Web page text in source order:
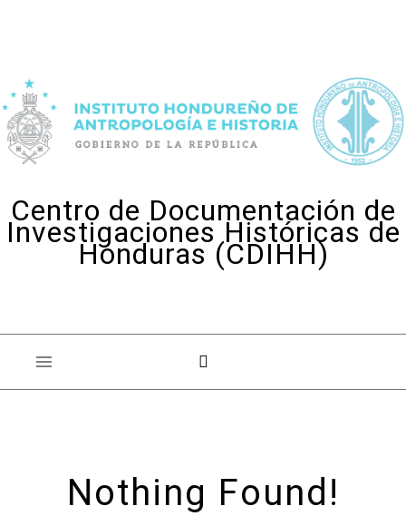
Centro de Documentación de
Investigaciones Históricas de
Honduras (CDIHH)
Nothing Found!